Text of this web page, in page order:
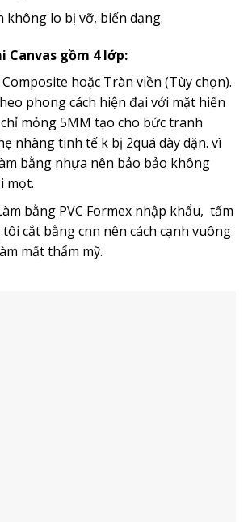
không lo bị vỡ, biến dạng.
Canvas gồm 4 lớp:
hoặc Tràn viền (Tùy chọn).
phong cách hiện đại với mặt hiển
mỏng 5MM tạo cho bức tranh
nhàng tinh tế k bị 2quá dày dặn. vì
bằng nhựa nên bảo bảo không
mọt.
bằng PVC Formex nhập khẩu, tấm
cắt bằng cnn nên cách cạnh vuông
mất thẩm mỹ.